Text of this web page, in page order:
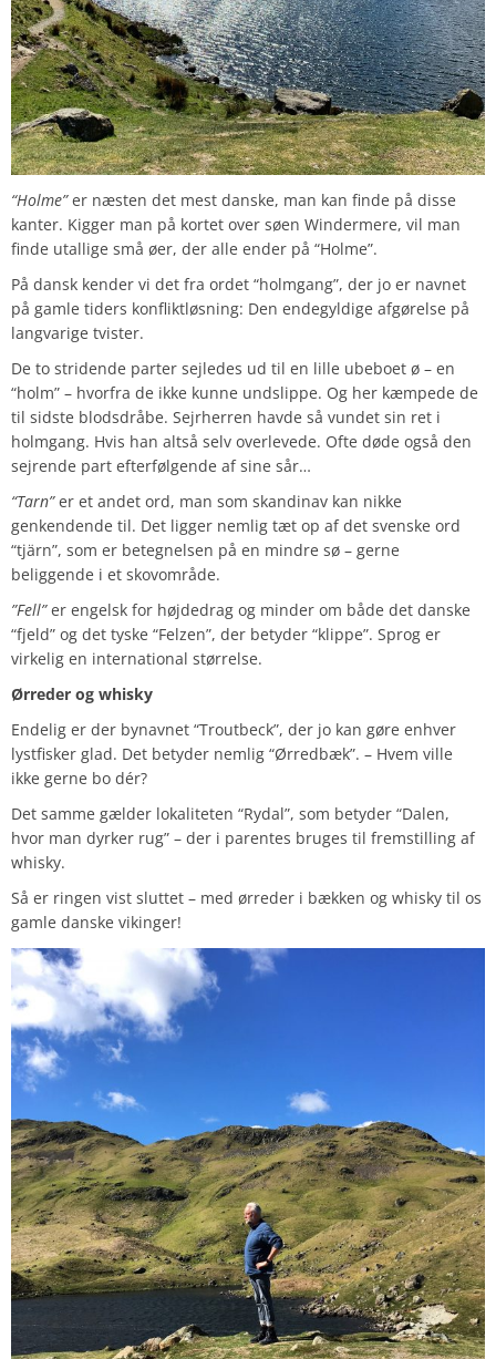
“Holme”er næsten det mest danske, man kan finde på disse
kanter. Kigger man på kortet over søen Windermere, vil man
finde utallige små øer, der alle ender på “Holme”.
På dansk kender vi det fra ordet “holmgang”, der jo er navnet
på gamle tiders konfliktløsning: Den endegyldige afgørelse på
langvarige tvister.
De to stridende parter sejledes ud til en lille ubeboet ø – en
“holm” – hvorfra de ikke kunne undslippe. Og her kæmpede de
til sidste blodsdråbe. Sejrherren havde så vundet sin ret i
holmgang. Hvis han altså selv overlevede. Ofte døde også den
sejrende part efterfølgende af sine sår…
“Tarn”er et andet ord, man som skandinav kan nikke
genkendende til. Det ligger nemlig tæt op af det svenske ord
“tjärn”, som er betegnelsen på en mindre sø – gerne
beliggende i et skovområde.
”Fell”er engelsk for højdedrag og minder om både det danske
“fjeld” og det tyske “Felzen”, der betyder “klippe”. Sprog er
virkelig en international størrelse.
Ørreder og whisky
Endelig er der bynavnet “Troutbeck”, der jo kan gøre enhver
lystfisker glad. Det betyder nemlig “Ørredbæk”. – Hvem ville
ikke gerne bo dér?
Det samme gælder lokaliteten “Rydal”, som betyder “Dalen,
hvor man dyrker rug” – der i parentes bruges til fremstilling af
whisky.
Så er ringen vist sluttet – med ørreder i bækken og whisky til os
gamle danske vikinger!